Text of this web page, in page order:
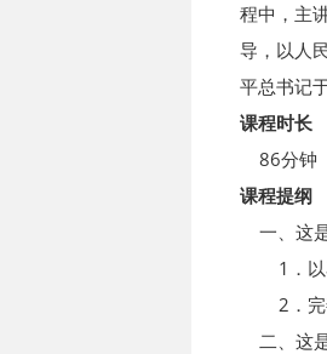
程中，主
导，以人
平总书记
课程时长
86分钟
课程提纲
一、这
1．以马
2．完善
二、这